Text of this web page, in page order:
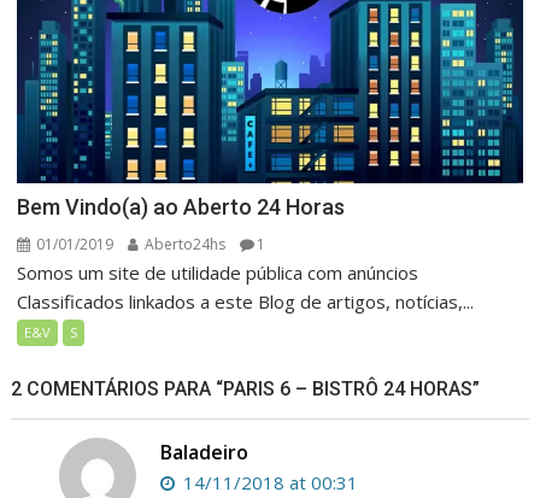
Bem Vindo(a) ao Aberto 24 Horas
01/01/2019 Aberto24hs 1
Somos um site de utilidade pública com anúncios
Classificados linkados a este Blog de artigos, notícias,...
E&V S
2 COMENTÁRIOS PARA “PARIS 6 – BISTRÔ 24 HORAS”
Baladeiro
14/11/2018 at 00:31